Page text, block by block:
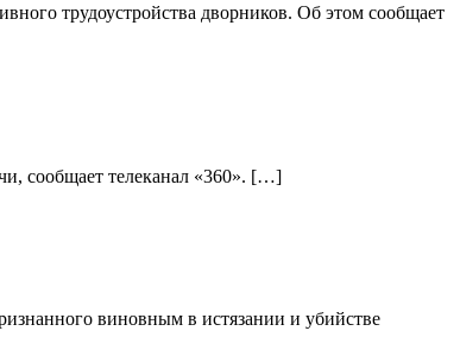
трудоустройства дворников. Об этом сообщает
сообщает телеканал «360». […]
виновным в истязании и убийстве